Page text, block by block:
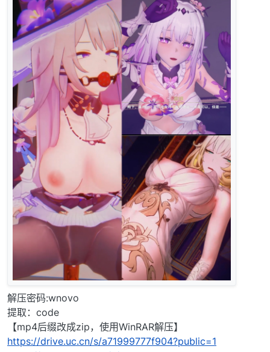
解压密码:wnovo
提取：code
【mp4后缀改成zip，使用WinRAR解压】
https://drive.uc.cn/s/a71999777f904?public=1